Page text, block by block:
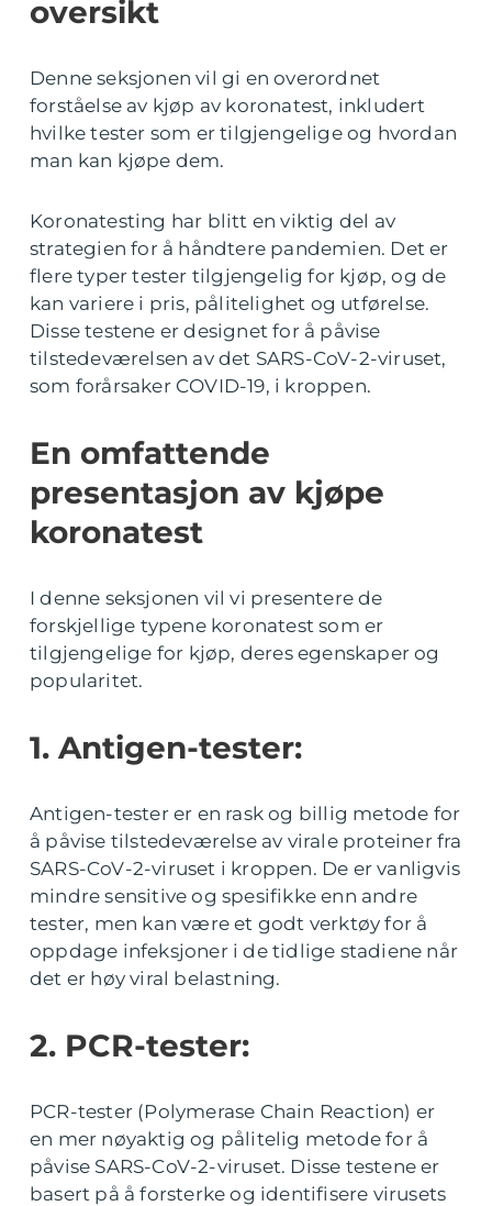
oversikt
Denne seksjonen vil gi en overordnet
forståelse av kjøp av koronatest, inkludert
hvilke tester som er tilgjengelige og hvordan
man kan kjøpe dem.
Koronatesting har blitt en viktig del av
strategien for å håndtere pandemien. Det er
flere typer tester tilgjengelig for kjøp, og de
kan variere i pris, pålitelighet og utførelse.
Disse testene er designet for å påvise
tilstedeværelsen av det SARS-CoV-2-viruset,
som forårsaker COVID-19, i kroppen.
En omfattende
presentasjon av kjøpe
koronatest
I denne seksjonen vil vi presentere de
forskjellige typene koronatest som er
tilgjengelige for kjøp, deres egenskaper og
popularitet.
1. Antigen-tester:
Antigen-tester er en rask og billig metode for
å påvise tilstedeværelse av virale proteiner fra
SARS-CoV-2-viruset i kroppen. De er vanligvis
mindre sensitive og spesifikke enn andre
tester, men kan være et godt verktøy for å
oppdage infeksjoner i de tidlige stadiene når
det er høy viral belastning.
2. PCR-tester:
PCR-tester (Polymerase Chain Reaction) er
en mer nøyaktig og pålitelig metode for å
påvise SARS-CoV-2-viruset. Disse testene er
basert på å forsterke og identifisere virusets